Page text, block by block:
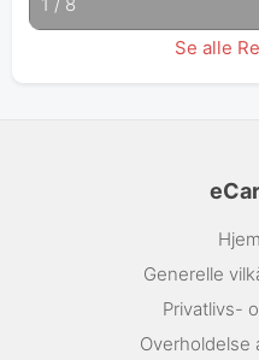
Se alle
Generelle
Privatlivs-
Overholdelse